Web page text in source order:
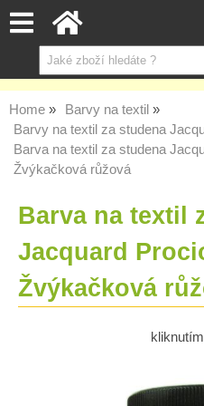
Home
Barvy na textil
Barvy na textil za studena
Barva na textil za studena
Žvýkačková růžová
Barva na textil
Jacquard
Žvýkačková